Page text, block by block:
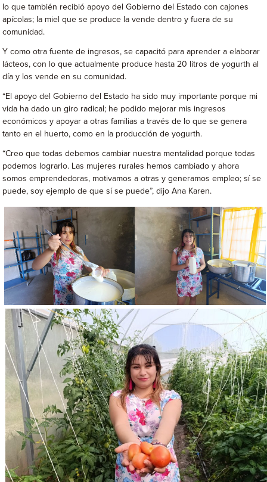
lo que también recibió apoyo del Gobierno del Estado con cajones
apícolas; la miel que se produce la vende dentro y fuera de su
comunidad.
Y como otra fuente de ingresos, se capacitó para aprender a elaborar
lácteos, con lo que actualmente produce hasta 20 litros de yogurth al
día y los vende en su comunidad.
“El apoyo del Gobierno del Estado ha sido muy importante porque mi
vida ha dado un giro radical; he podido mejorar mis ingresos
económicos y apoyar a otras familias a través de lo que se genera
tanto en el huerto, como en la producción de yogurth.
“Creo que todas debemos cambiar nuestra mentalidad porque todas
podemos lograrlo. Las mujeres rurales hemos cambiado y ahora
somos emprendedoras, motivamos a otras y generamos empleo; sí se
puede, soy ejemplo de que sí se puede”, dijo Ana Karen.